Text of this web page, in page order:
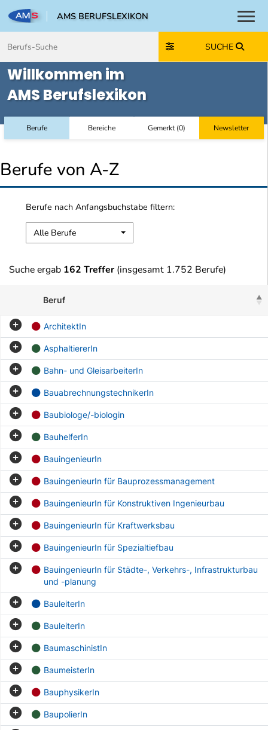
AMS BERUFSLEXIKON
SUCHE
Willkommen im
AMS Berufslexikon
Berufe Bereiche Gemerkt(0) Newsletter
Berufe von A-Z
Berufe nach Anfangsbuchstabe filtern:
Alle Berufe
Suche ergab 162 Treffer (insgesamt 1.752 Berufe)
Beruf
ArchitektIn
AsphaltiererIn
Bahn- und GleisarbeiterIn
BauabrechnungstechnikerIn
Baubiologe/-biologin
BauhelferIn
BauingenieurIn
BauingenieurIn für Bauprozessmanagement
BauingenieurIn für Konstruktiven Ingenieurbau
BauingenieurIn für Kraftwerksbau
BauingenieurIn für Spezialtiefbau
BauingenieurIn für Städte-, Verkehrs-, Infrastrukturbau
und -planung
BauleiterIn
BauleiterIn
BaumaschinistIn
BaumeisterIn
BauphysikerIn
BaupolierIn